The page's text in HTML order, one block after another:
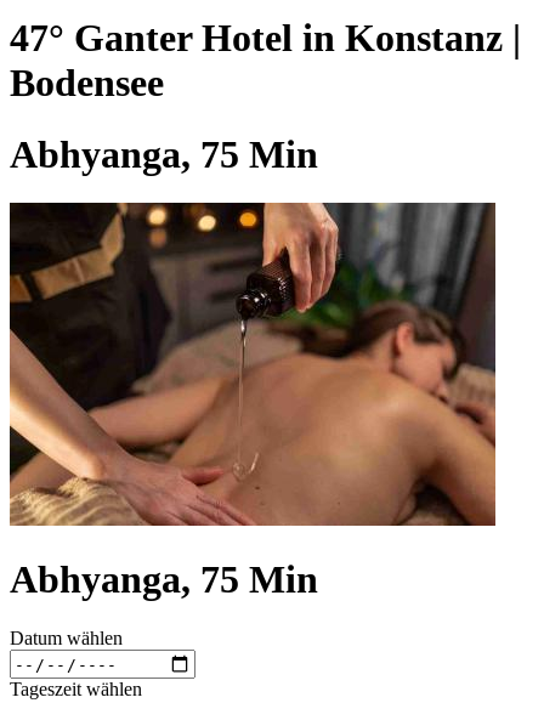
47° Ganter Hotel in Konstanz |
Bodensee
Abhyanga, 75 Min
Abhyanga, 75 Min
Datum wählen
Tageszeit wählen